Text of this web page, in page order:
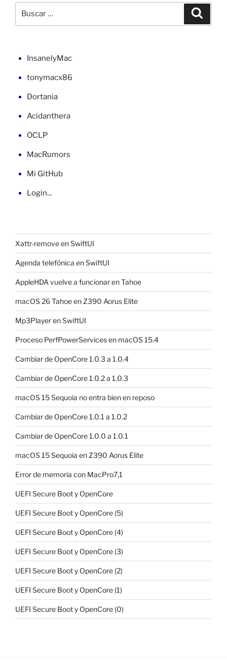
desde
por:
InsanelyMac
tonymacx86
Dortania
Acidanthera
OCLP
MacRumors
Mi GitHub
Login...
Xattr-remove en SwiftUI
Agenda telefónica en SwiftUI
AppleHDA vuelve a funcionar en Tahoe
macOS 26 Tahoe en Z390 Aorus Elite
Mp3Player en SwiftUI
Proceso PerfPowerServices en macOS 15.4
Cambiar de OpenCore 1.0.3 a 1.0.4
Cambiar de OpenCore 1.0.2 a 1.0.3
macOS 15 Sequoia no entra bien en reposo
Cambiar de OpenCore 1.0.1 a 1.0.2
Cambiar de OpenCore 1.0.0 a 1.0.1
macOS 15 Sequoia en Z390 Aorus Elite
Error de memoria con MacPro7,1
UEFI Secure Boot y OpenCore
UEFI Secure Boot y OpenCore (5)
UEFI Secure Boot y OpenCore (4)
UEFI Secure Boot y OpenCore (3)
UEFI Secure Boot y OpenCore (2)
UEFI Secure Boot y OpenCore (1)
UEFI Secure Boot y OpenCore (0)